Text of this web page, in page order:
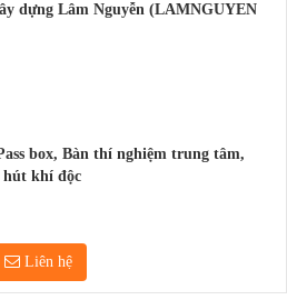
dựng Lâm Nguyễn (LAMNGUYEN
box, Bàn thí nghiệm trung tâm,
hút khí độc
Liên hệ